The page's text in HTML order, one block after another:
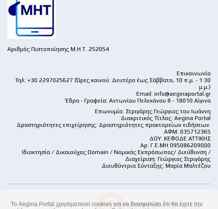
Το Aegina Portal χρησιμοποιεί cookies για να διασφαλίσει ότι θα έχετε την
Αριθμός Πιστοποίησης Μ.Η.Τ. 252054
Επικοινωνία
Τηλ: +30 2297025627 (Ώρες κοινού: Δευτέρα έως Σάββατο, 10 π.μ. - 1:30
μ.μ.)
Email: info@aeginaportal.gr
Έδρα - Γραφεία: Αντωνίου Πελεκάνου 8 - 18010 Αίγινα
Επωνυμία: Στριγάρης Γεώργιος του Ιωάννη
Διακριτικός Τίτλος: Aegina Portal
Δραστηριότητες επιχείρησης: Δραστηριότητες πρακτορείων ειδήσεων.
ΑΦΜ: 035712365
ΔΟΥ: ΚΕΦΟΔΕ ΑΤΤΙΚΗΣ
Αρ. Γ.Ε.ΜΗ 095086209000
Ιδιοκτησία / Δικαιούχος Domain / Νομικός Εκπρόσωπος/ Διεύθυνση /
Διαχείριση: Γεώργιος Στριγάρης
Διευθύντρια Σύνταξης: Μαρία Μαλτέζου